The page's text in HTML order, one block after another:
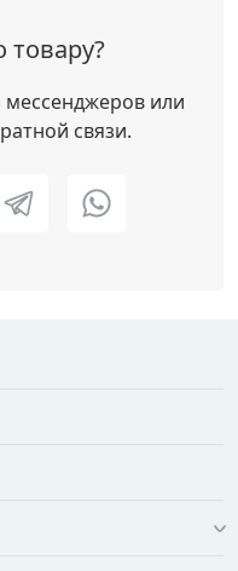
товару?
или
связи.